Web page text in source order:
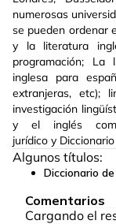
numerosas
se pueden ordenar
y la literatura
programación;
inglesa para
extranjeras, etc);
investigación
y el inglés
jurídico y
Algunos títulos:
Diccionario
Comentarios
Cargando el